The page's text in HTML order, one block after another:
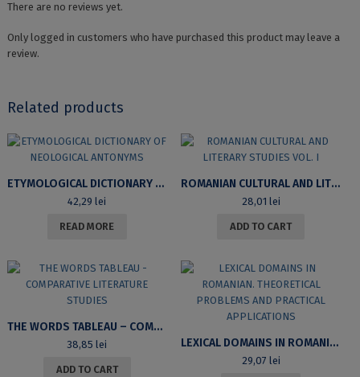
There are no reviews yet.
Only logged in customers who have purchased this product may leave a
review.
Related products
ETYMOLOGICAL DICTIONARY OF NEOLOGICAL ANTONYMS
42,29lei
READ MORE
ROMANIAN CULTURAL AND LITERARY STUDIES VOL. I
28,01 lei
ADD TO CART
THE WORDS TABLEAU – COMPARATIVE LITERATURE STUDIES
38,85lei
ADD TO CART
LEXICAL DOMAINS IN ROMANIAN. THEORETICAL PROBLEMS AND PRACTICAL APPLICATIONS
29,07 lei